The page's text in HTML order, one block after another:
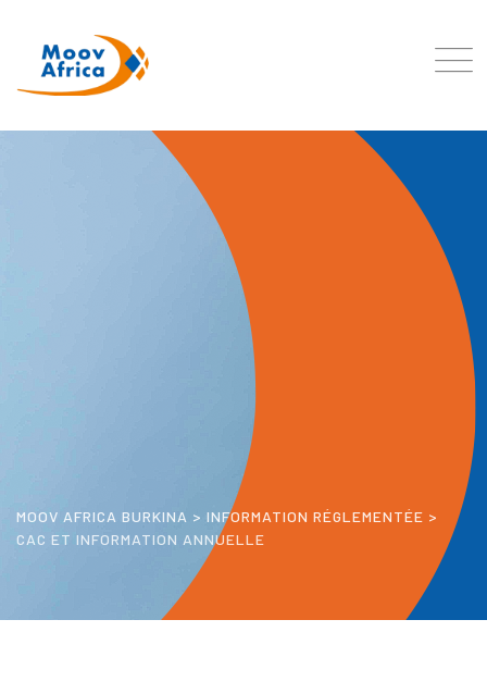
MOOV AFRICA BURKINA > INFORMATION RÉGLEMENTÉE >
CAC ET INFORMATION ANNUELLE